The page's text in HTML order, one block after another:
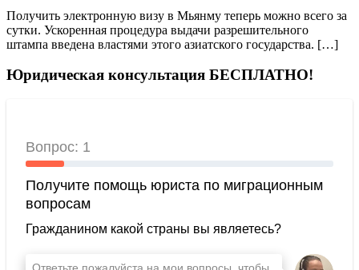
Получить электронную визу в Мьянму теперь можно всего за
сутки. Ускоренная процедура выдачи разрешительного
штампа введена властями этого азиатского государства. […]
Юридическая консультация БЕСПЛАТНО!